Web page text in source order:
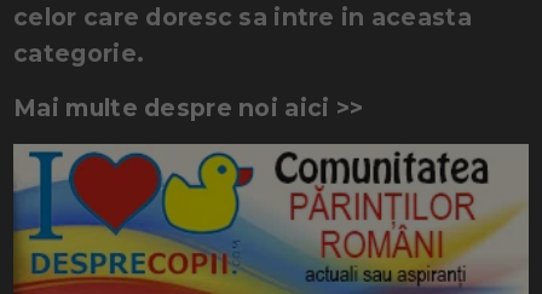
celor care doresc sa intre in aceasta
categorie.
Mai multe despre noi aici >>